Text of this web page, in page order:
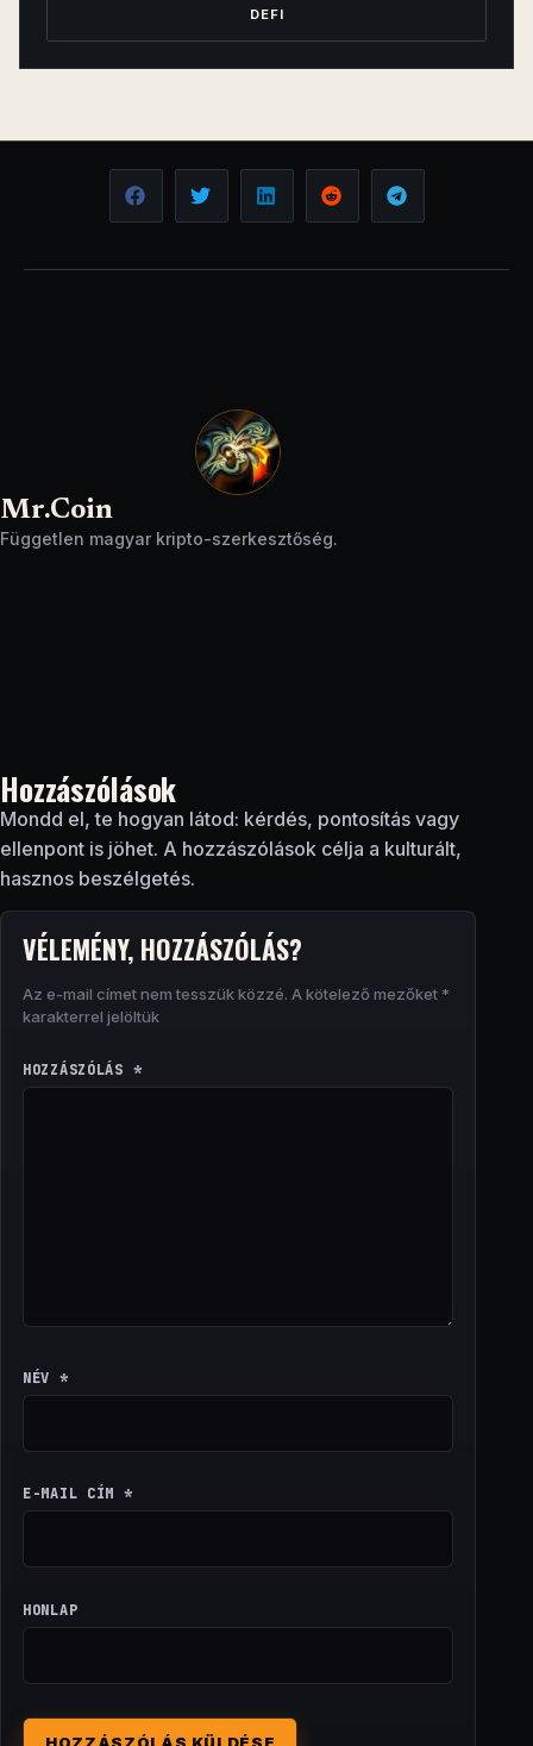
DEFI
Mr.Coin
Független magyar kripto-szerkesztőség.
Hozzászólások
Mondd el, te hogyan látod: kérdés, pontosítás vagy
ellenpont is jöhet. A hozzászólások célja a kulturált,
hasznos beszélgetés.
VÉLEMÉNY, HOZZÁSZÓLÁS?
Az e-mail címet nem tesszük közzé. A kötelező mezőket *
karakterrel jelöltük
HOZZÁSZÓLÁS *
NÉV *
E-MAIL CÍM *
HONLAP